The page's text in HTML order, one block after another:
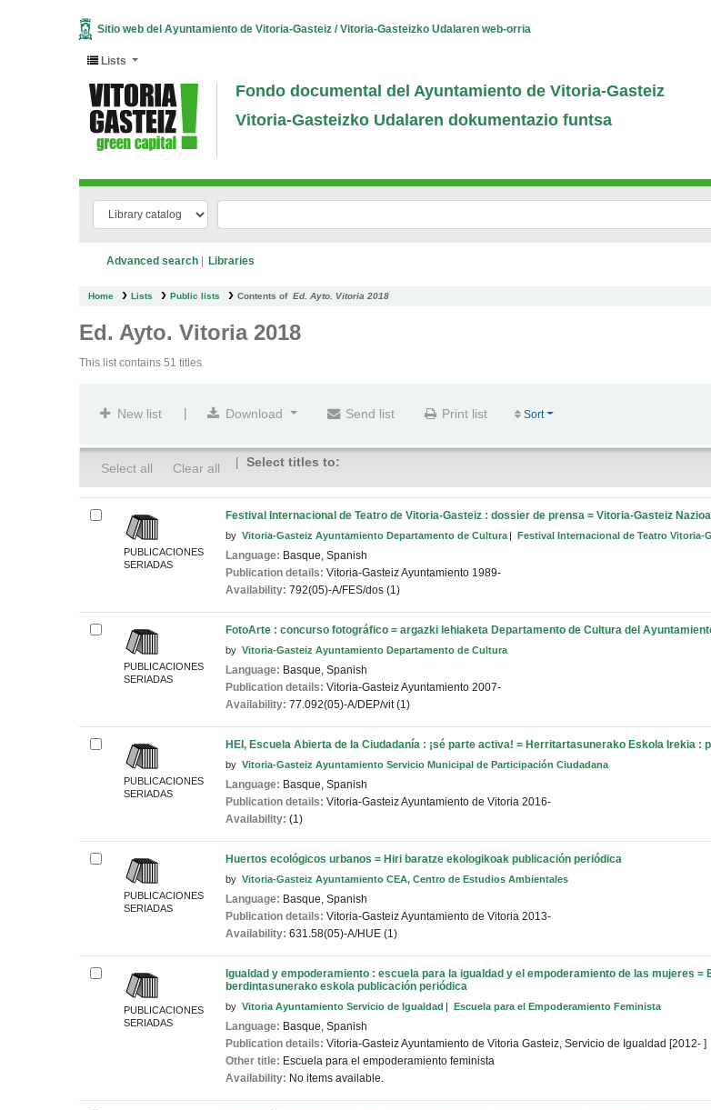
Fondo documental del Ayuntamiento de Vitoria-Gasteiz
Vitoria-Gasteizko Udalaren dokumentazio funtsa
Lists
Sitio web del Ayuntamiento de Vitoria-Gasteiz / Vitoria-Gasteizko Udalaren web-orria
Advanced search Libraries
Home Lists Public lists Contents ofEd. Ayto. Vitoria 2018
Ed. Ayto. Vitoria 2018
This list contains 51 titles
New list | Download Send list Print list Sort
Select all Clear all Select titles to:
PUBLICACIONES
SERIADAS
Festival Internacional de Teatro de Vitoria-Gasteiz : dossier de prensa = Vitoria-Gasteiz
by Vitoria-Gasteiz Ayuntamiento Departamento de Cultura Festival Internacional de Teatro Vitoria-
Language: Basque, Spanish
Publication details: Vitoria-GasteizAyuntamiento 1989-
Availability: 792(05)-A/FES/dos (1)
PUBLICACIONES
SERIADAS
FotoArte : concurso fotográfico = argazki lehiaketa Departamento de Cultura del
by Vitoria-Gasteiz Ayuntamiento Departamento de Cultura
Language: Basque, Spanish
Publication details: Vitoria-GasteizAyuntamiento 2007-
Availability: 77.092(05)-A/DEP/vit (1)
PUBLICACIONES
SERIADAS
HEI, Escuela Abierta de la Ciudadanía : ¡sé parte activa! = Herritartasunerako Eskola Irekia :
by Vitoria-Gasteiz Ayuntamiento Servicio Municipal de Participación Ciudadana
Language: Basque, Spanish
Publication details: Vitoria-GasteizAyuntamiento de Vitoria 2016-
Availability: (1)
PUBLICACIONES
SERIADAS
Huertos ecológicos urbanos = Hiri baratze ekologikoak publicación periódica
by Vitoria-Gasteiz Ayuntamiento CEA, Centro de Estudios Ambientales
Language: Basque, Spanish
Publication details: Vitoria-GasteizAyuntamiento de Vitoria 2013-
Availability: 631.58(05)-A/HUE (1)
PUBLICACIONES
SERIADAS
Igualdad y empoderamiento : escuela para la igualdad y el empoderamiento de las mujeres
berdintasunerako eskola publicación periódica
by Vitoria Ayuntamiento Servicio de Igualdad Escuela para el Empoderamiento Feminista
Language: Basque, Spanish
Publication details: Vitoria-GasteizAyuntamiento de Vitoria Gasteiz, Servicio de Igualdad [2012- ]
Other title: Escuela para el empoderamiento feminista
Availability: No items available.